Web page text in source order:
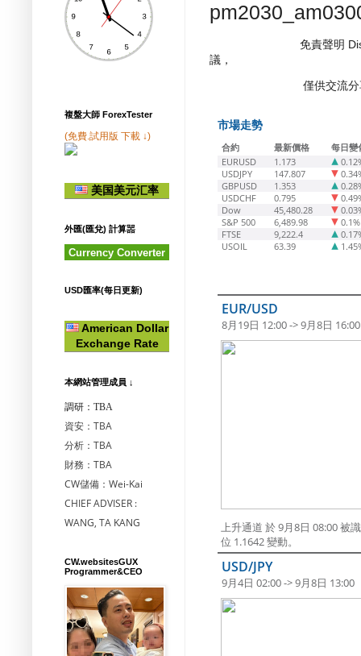
免責聲明
議，
僅供交流
市場走勢
合約 最新價格
每日變
EURUSD
1.173
USDJPY
147.807
GBPUSD
1.353
USDCHF
0.795
Dow
45,480.28
S&P 500
6,489.98
0.1%
FTSE
9,222.4
USOIL
63.39
EUR/USD
8月19日 12:00 -> 9月8日 16:00
上升通道 於 9月8日 08:00 被
位 1.1642 變動。
USD/JPY
9月4日 02:00 -> 9月8日 13:00
複盤大師 ForexTester
(免費.試用版 下載 ↓)
美国美元汇率
外匯(匯兌) 計算噐
Currency Converter
USD匯率(每日更新)
American Dollar
Exchange Rate
本網站管理成員 ↓
調研：TBA
資安：TBA
分析：TBA
財務：TBA
CW儲備：Wei-Kai
CHIEF ADVISER :
WANG, TA KANG
CW.websitesGUX
Programmer&CEO